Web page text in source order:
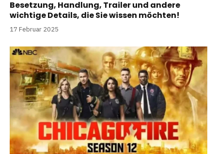
Besetzung, Handlung, Trailer und andere
wichtige Details, die Sie wissen möchten!
17 Februar 2025